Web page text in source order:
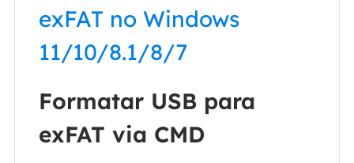
exFAT no Windows
11/10/8.1/8/7
Formatar USB para
exFAT via CMD